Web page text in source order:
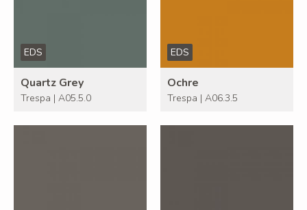
EDS
Quartz Grey
Trespa | A05.5.0
EDS
Ochre
Trespa | A06.3.5